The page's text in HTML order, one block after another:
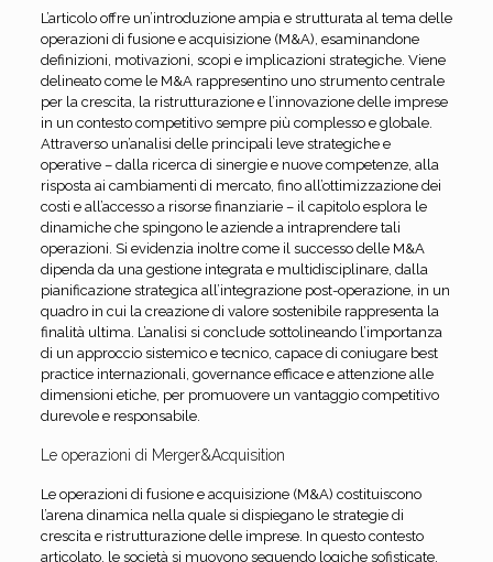
L’articolo offre un’introduzione ampia e strutturata al tema delle
operazioni di fusione e acquisizione (M&A), esaminandone
definizioni, motivazioni, scopi e implicazioni strategiche. Viene
delineato come le M&A rappresentino uno strumento centrale
per la crescita, la ristrutturazione e l’innovazione delle imprese
in un contesto competitivo sempre più complesso e globale.
Attraverso un’analisi delle principali leve strategiche e
operative – dalla ricerca di sinergie e nuove competenze, alla
risposta ai cambiamenti di mercato, fino all’ottimizzazione dei
costi e all’accesso a risorse finanziarie – il capitolo esplora le
dinamiche che spingono le aziende a intraprendere tali
operazioni. Si evidenzia inoltre come il successo delle M&A
dipenda da una gestione integrata e multidisciplinare, dalla
pianificazione strategica all’integrazione post-operazione, in un
quadro in cui la creazione di valore sostenibile rappresenta la
finalità ultima. L’analisi si conclude sottolineando l’importanza
di un approccio sistemico e tecnico, capace di coniugare best
practice internazionali, governance efficace e attenzione alle
dimensioni etiche, per promuovere un vantaggio competitivo
durevole e responsabile.
Le operazioni di Merger&Acquisition
Le operazioni di fusione e acquisizione (M&A) costituiscono
l’arena dinamica nella quale si dispiegano le strategie di
crescita e ristrutturazione delle imprese. In questo contesto
articolato, le società si muovono seguendo logiche sofisticate,